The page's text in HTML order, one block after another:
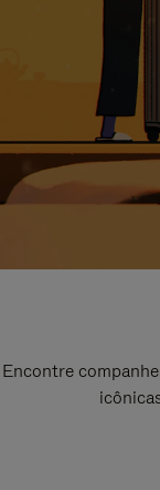
Encontre